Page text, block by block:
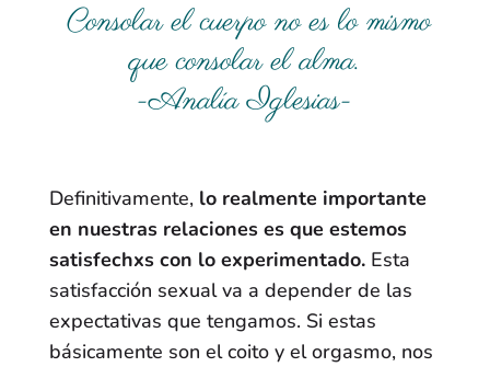
Consolar el cuerpo no es lo mismo
que consolar el alma.
-Analía Iglesias-
Definitivamente,lo realmente importante
en nuestras relaciones es que estemos
satisfechxs con lo experimentado.Esta
satisfacción sexual va a depender de las
expectativas que tengamos. Si estas
básicamente son el coito y el orgasmo, nos